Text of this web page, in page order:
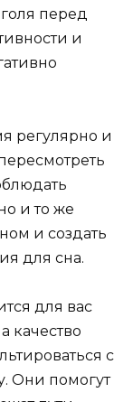
перед
и
регулярно и
и то же
и создать
для сна.
для вас
качество
с
Они помогут